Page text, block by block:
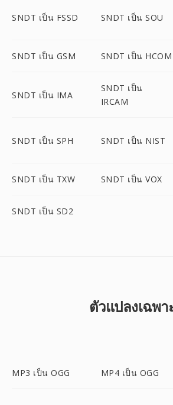
SNDT เป็น FSSD SNDT เป็น SOU
SNDT เป็น GSM SNDT เป็น HCOM
SNDT เป็น IMA
SNDT เป็น
IRCAM
SNDT เป็น SPH SNDT เป็น NIST
SNDT เป็น TXW SNDT เป็น VOX
SNDT เป็น SD2
ตัวแปลงเฉพา
MP3 เป็น OGG MP4 เป็น OGG